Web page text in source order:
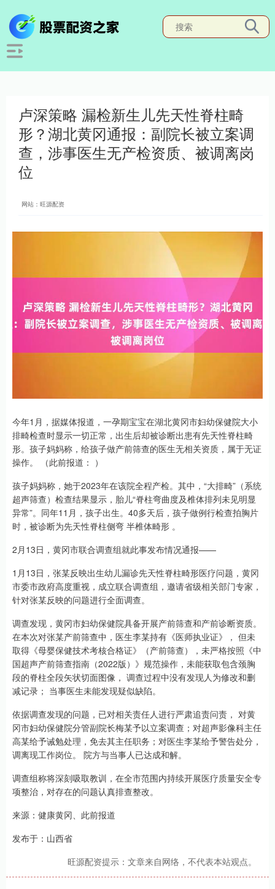
卢深策略 漏检新生儿先天性脊柱畸
形？湖北黄冈通报：副院长被立案调
查，涉事医生无产检资质、被调离岗
位
网站：旺源配资
今年1月，据媒体报道，一孕期宝宝在湖北黄冈市妇幼保健院大小
排畸检查时显示一切正常，出生后却被诊断出患有先天性脊柱畸
形。孩子妈妈称，给孩子做产前筛查的医生无相关资质，属于无证
操作。 （此前报道： ）
孩子妈妈称，她于2023年在该院全程产检。其中，“大排畸”（系统
超声筛查）检查结果显示，胎儿“脊柱弯曲度及椎体排列未见明显
异常”。同年11月，孩子出生。40多天后，孩子做例行检查拍胸片
时，被诊断为先天性脊柱侧弯 半椎体畸形 。
2月13日，黄冈市联合调查组就此事发布情况通报——
1月13日，张某反映出生幼儿漏诊先天性脊柱畸形医疗问题，黄冈
市委市政府高度重视，成立联合调查组，邀请省级相关部门专家，
针对张某反映的问题进行全面调查。
调查发现，黄冈市妇幼保健院具备开展产前筛查和产前诊断资质。
在本次对张某产前筛查中，医生李某持有《医师执业证》， 但未
取得《母婴保健技术考核合格证》（产前筛查），未严格按照《中
国超声产前筛查指南（2022版）》规范操作，未能获取包含颈胸
段的脊柱全段矢状切面图像， 调查过程中没有发现人为修改和删
减记录； 当事医生未能发现疑似缺陷。
依据调查发现的问题，已对相关责任人进行严肃追责问责， 对黄
冈市妇幼保健院分管副院长梅某予以立案调查；对超声影像科主任
高某给予诫勉处理，免去其主任职务；对医生李某给予警告处分，
调离现工作岗位。 院方与当事人已达成和解。
调查组称将深刻吸取教训，在全市范围内持续开展医疗质量安全专
项整治，对存在的问题认真排查整改。
来源：健康黄冈、此前报道
发布于：山西省
旺源配资提示：文章来自网络，不代表本站观点。